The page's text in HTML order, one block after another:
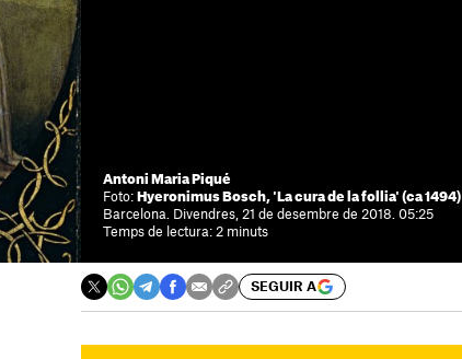
Antoni Maria Piqué
Foto: Hyeronimus Bosch, 'La cura de la follia' (ca 1494)
Barcelona. Divendres, 21 de desembre de 2018. 05:25
Temps de lectura: 2 minuts
SEGUIR A